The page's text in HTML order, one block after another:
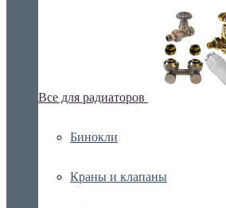
Все для радиаторов
Бинокли
Краны и клапаны